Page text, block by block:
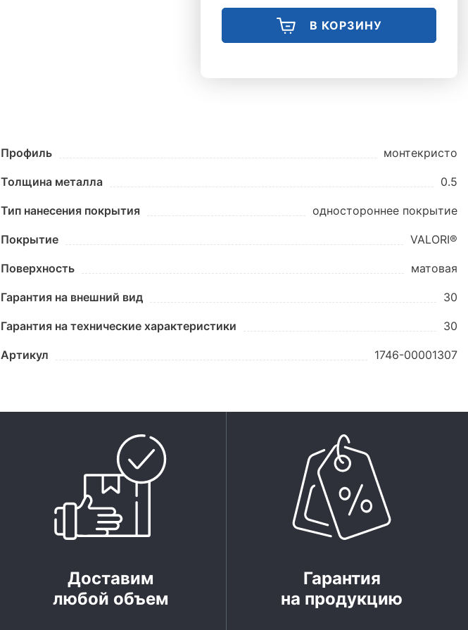
В КОРЗИНУ
Профиль монтекристо
Толщина металла 0.5
Тип нанесения покрытия одностороннее покрытие
Покрытие VALORI®
Поверхность матовая
Гарантия на внешний вид 30
Гарантия на технические характеристики 30
Артикул 1746-00001307
Доставим
любой объем
Гарантия
на продукцию